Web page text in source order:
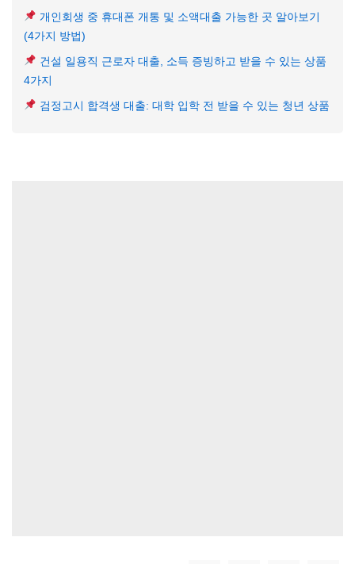
개인회생 중 휴대폰 개통 및 소액대출 가능한 곳 알아보기
(4가지 방법)
건설 일용직 근로자 대출, 소득 증빙하고 받을 수 있는 상품
4가지
검정고시 합격생 대출: 대학 입학 전 받을 수 있는 청년 상품